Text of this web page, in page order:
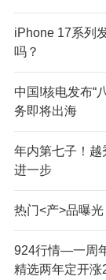
iPhone 17系列
吗？
中国!核电发布“
务即将出海
年内第七子！
进一步
热门<产>品曝光
924行情—一周
精选两年定开